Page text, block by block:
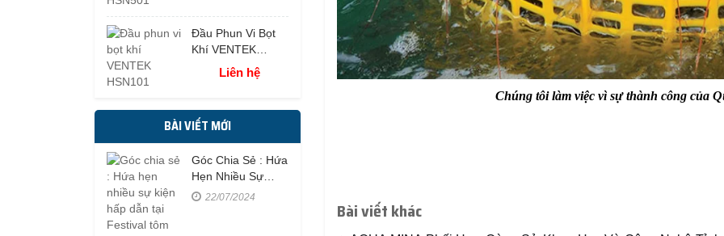
Chúng tôi làm việc vì sự thành công của
Bài viết khác
Đầu Phun Vi Bọt
Khí VENTEK
HSN101Liên hệ
BÀI VIẾT MỚI
Góc Chia Sẻ : Hứa
Hẹn Nhiều Sự
Kiện Hấp Dẫn Tại
22/07/2024